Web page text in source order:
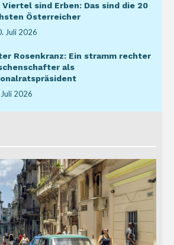
Viertel sind Erben: Das sind die 20
Österreicher
Juli 2026
Rosenkranz: Ein stramm rechter
als
2026